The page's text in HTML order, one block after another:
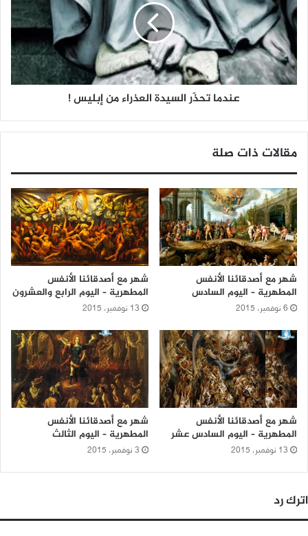
عندما تحذّر السيدة العذراء من إبليس !
مقالات ذات صلة
شهر مع أصدقائنا الأنفس
المطهرية – اليوم السادس
6 نوفمبر، 2015
شهر مع أصدقائنا الأنفس
المطهرية – اليوم الرابع والعشرون
13 نوفمبر، 2015
شهر مع أصدقائنا الأنفس
المطهرية – اليوم السادس عشر
13 نوفمبر، 2015
شهر مع أصدقائنا الأنفس
المطهرية – اليوم الثالث
3 نوفمبر، 2015
اترك رد